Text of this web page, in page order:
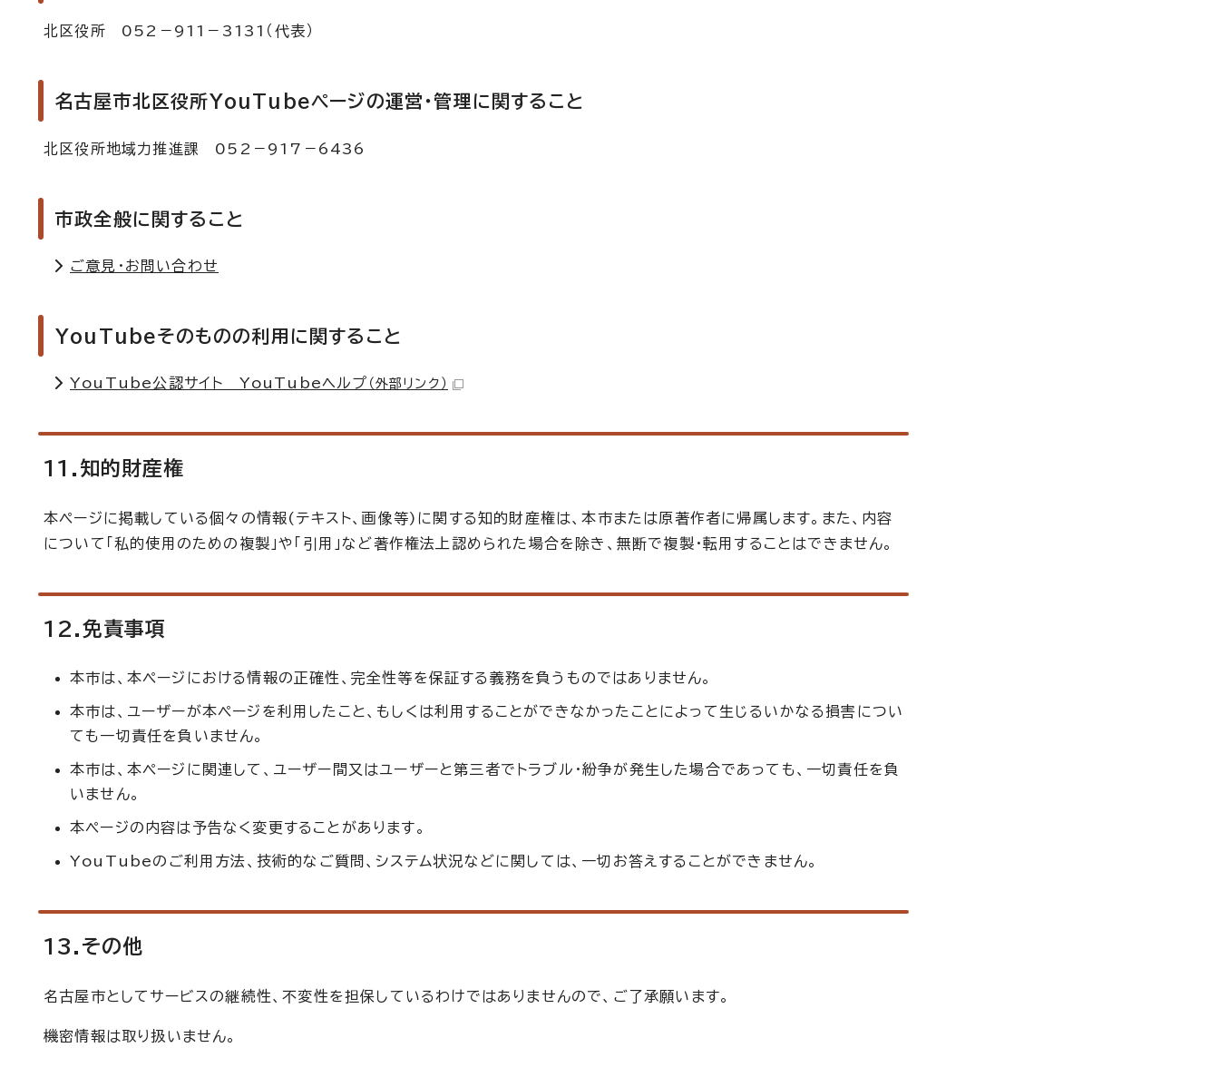
北区役所 052－911－3131（代表）
名古屋市北区役所YouTubeページの運営・管理に関すること
北区役所地域力推進課 052－917－6436
市政全般に関すること
ご意見・お問い合わせ
YouTubeそのものの利用に関すること
YouTube公認サイト YouTubeヘルプ （外部リンク）
11.知的財産権
本ページに掲載している個々の情報(テキスト、画像等)に関する知的財産権は、本市または原著作者に帰属します。また、内容
について「私的使用のための複製」や「引用」など著作権法上認められた場合を除き、無断で複製・転用することはできません。
12.免責事項
本市は、本ページにおける情報の正確性、完全性等を保証する義務を負うものではありません。
本市は、ユーザーが本ページを利用したこと、もしくは利用することができなかったことによって生じるいかなる損害につい
ても一切責任を負いません。
本市は、本ページに関連して、ユーザー間又はユーザーと第三者でトラブル・紛争が発生した場合であっても、一切責任を負
いません。
本ページの内容は予告なく変更することがあります。
YouTubeのご利用方法、技術的なご質問、システム状況などに関しては、一切お答えすることができません。
13.その他
名古屋市としてサービスの継続性、不変性を担保しているわけではありませんので、ご了承願います。
機密情報は取り扱いません。